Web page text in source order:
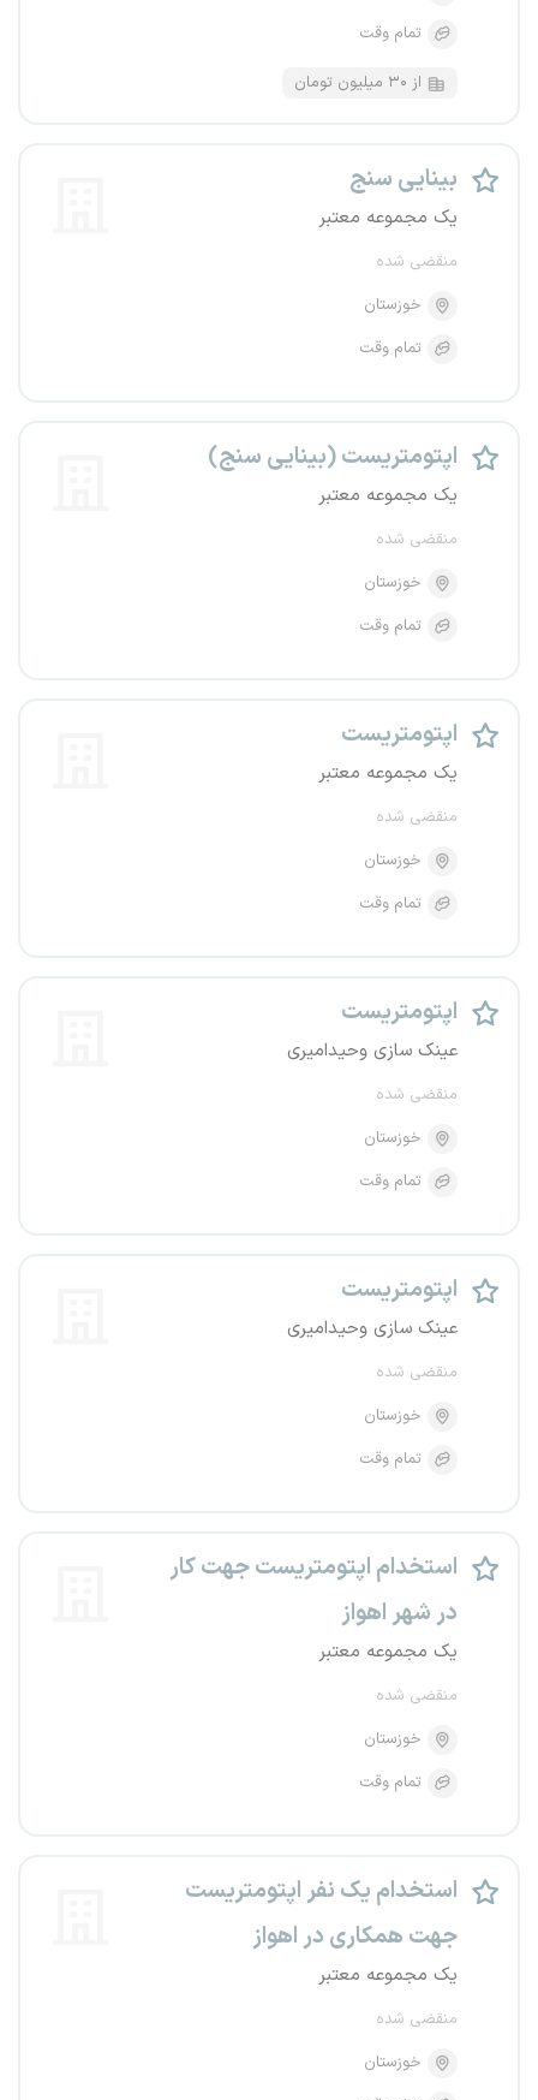
تمام وقت
از ۳۰ میلیون تومان
بینایی سنج
یک مجموعه معتبر
منقضی شده
خوزستان
تمام وقت
اپتومتریست (بینایی سنج)
یک مجموعه معتبر
منقضی شده
خوزستان
تمام وقت
اپتومتریست
یک مجموعه معتبر
منقضی شده
خوزستان
تمام وقت
اپتومتریست
عینک سازی وحیدامیری
منقضی شده
خوزستان
تمام وقت
اپتومتریست
عینک سازی وحیدامیری
منقضی شده
خوزستان
تمام وقت
استخدام اپتومتریست جهت کار
در شهر اهواز
یک مجموعه معتبر
منقضی شده
خوزستان
تمام وقت
استخدام یک نفر اپتومتریست
جهت همکاری در اهواز
یک مجموعه معتبر
منقضی شده
خوزستان